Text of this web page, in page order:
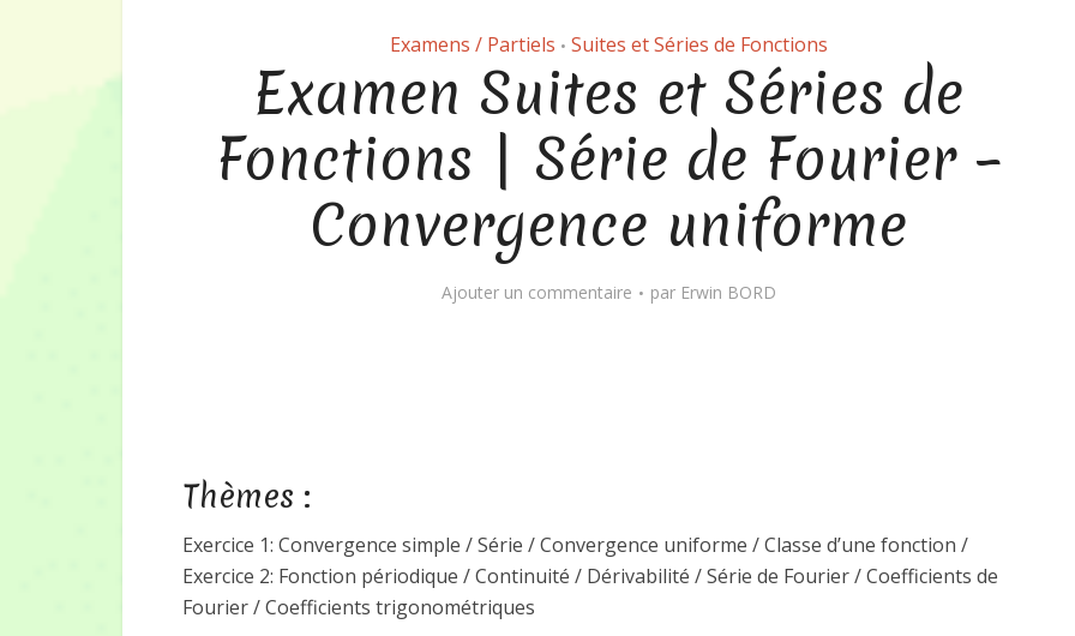
Examens / Partiels • Suites et Séries de Fonctions
Examen Suites et Séries de
Fonctions | Série de Fourier –
Convergence uniforme
Ajouter un commentaire par Erwin BORD
Thèmes :
Exercice 1: Convergence simple / Série / Convergence uniforme / Classe d’une fonction /
Exercice 2: Fonction périodique / Continuité / Dérivabilité / Série de Fourier / Coefficients de
Fourier / Coefficients trigonométriques